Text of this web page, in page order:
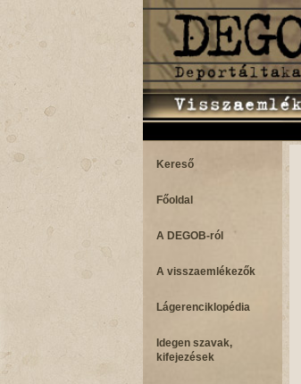
Kereső
Főoldal
A DEGOB-ról
A visszaemlékezők
Lágerenciklopédia
Idegen szavak,
kifejezések